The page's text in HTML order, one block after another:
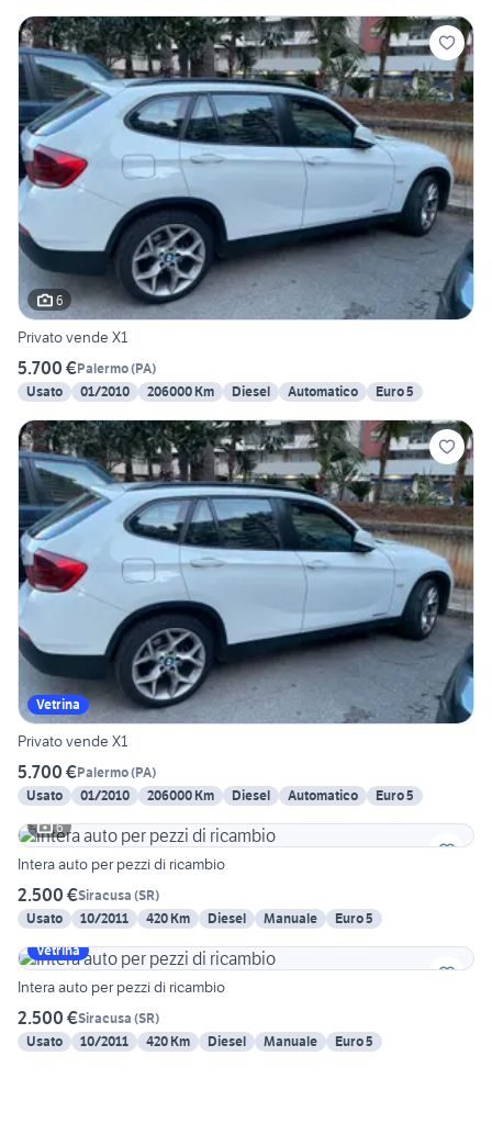
6
Privato vende X1
5.700 €Palermo(PA)
Usato
01/2010 206000 Km Diesel Automatico Euro 5
Vetrina
Privato vende X1
5.700 €Palermo(PA)
Usato
01/2010 206000 Km Diesel Automatico
Euro 5
6
Intera auto per pezzi di ricambio
2.500 €Siracusa (SR)
Usato
10/2011 420 Km Diesel Manuale
Euro 5
Vetrina
Intera auto per pezzi di ricambio
2.500 €Siracusa (SR)
Usato
10/2011 420 Km Diesel Manuale Euro 5